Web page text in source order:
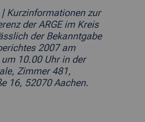
| Kurzinformationen zur
der ARGE im Kreis
der Bekanntgabe
2007 am
10.00 Uhr in der
Zimmer 481,
16, 52070 Aachen.